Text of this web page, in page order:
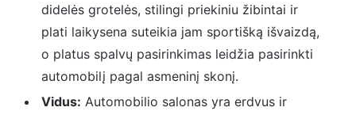
didelės grotelės, stilingi priekiniu žibintai ir
plati laikysena suteikia jam sportišką išvaizdą,
o platus spalvų pasirinkimas leidžia pasirinkti
automobilį pagal asmeninį skonį.
Vidus: Automobilio salonas yra erdvus ir